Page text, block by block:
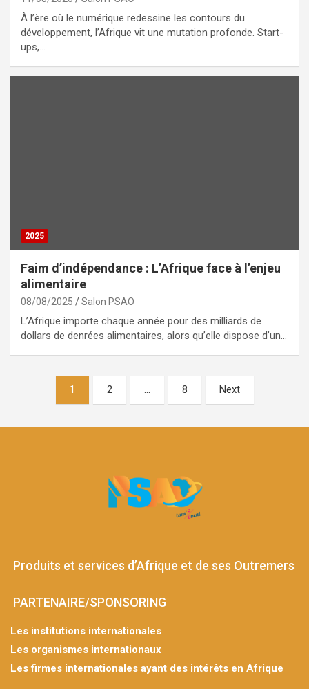
À l’ère où le numérique redessine les contours du
développement, l’Afrique vit une mutation profonde. Start-
ups,…
2025
Faim d’indépendance : L’Afrique face à l’enjeu
alimentaire
08/08/2025 Salon PSAO
L’Afrique importe chaque année pour des milliards de
dollars de denrées alimentaires, alors qu’elle dispose d’un…
1 2 8 Next
Produits et services d’Afrique et de ses Outremers
PARTENAIRE/SPONSORING
Les institutions internationales
Les organismes internationaux
Les firmes internationales ayant des intérêts en Afrique